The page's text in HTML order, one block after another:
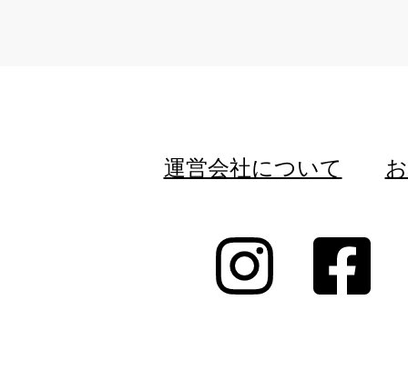
運営会社について